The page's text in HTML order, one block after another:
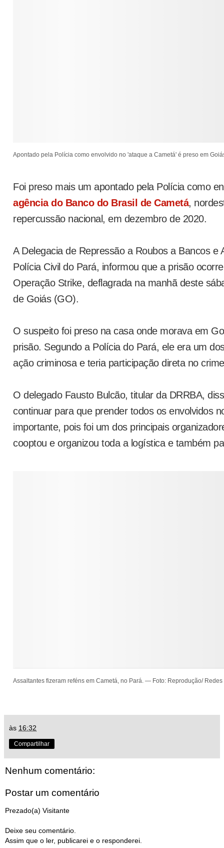
Apontado pela Polícia como envolvido no 'ataque a Cametá' é preso em
Foi preso mais um apontado pela Polícia como
agência do Banco do Brasil de Cametá,
repercussão nacional, em dezembro de 2020.
A Delegacia de Repressão a Roubos a Bancos e
Polícia Civil do Pará, informou que a prisão
Operação Strike, deflagrada na manhã deste
de Goiás (GO).
O suspeito foi preso na casa onde morava em
prisão. Segundo a Polícia do Pará, ele era um
ação criminosa e teria participação direta no
O delegado Fausto Bulcão, titular da DRRBA,
continuar para que prender todos os envolvidos
importante, pois foi um dos principais
cooptou e organizou toda a logística e também
Assaltantes fizeram reféns em Cametá, no Pará. — Foto: Reprodução/ Redes
às 16:32
Compartilhar
Nenhum comentário:
Postar um comentário
Prezado(a) Visitante
Deixe seu comentário.
Assim que o ler, publicarei e o responderei.